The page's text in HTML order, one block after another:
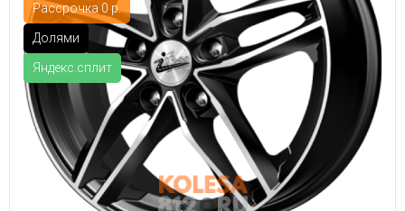
Рассрочка 0 р.
Долями
Яндекс.сплит